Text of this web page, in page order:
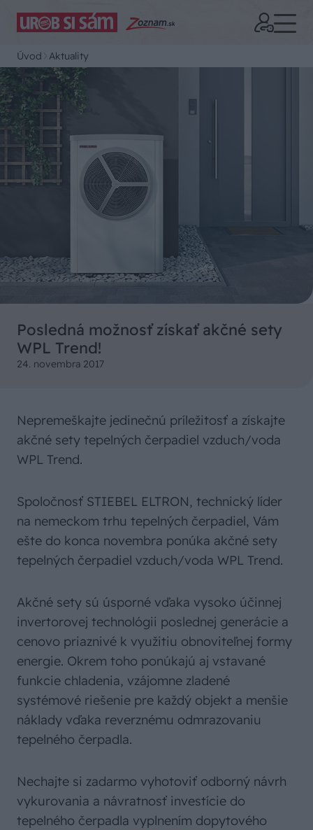
Úvod Aktuality
Posledná možnosť získať akčné sety
WPL Trend!
24. novembra 2017
Nepremeškajte jedinečnú príležitosť a získajte
akčné sety tepelných čerpadiel vzduch/voda
WPL Trend.
Spoločnosť STIEBEL ELTRON, technický líder
na nemeckom trhu tepelných čerpadiel, Vám
ešte do konca novembra ponúka akčné sety
tepelných čerpadiel vzduch/voda WPL Trend.
Akčné sety sú úsporné vďaka vysoko účinnej
invertorovej technológii poslednej generácie a
cenovo priaznivé k využitiu obnoviteľnej formy
energie. Okrem toho ponúkajú aj vstavané
funkcie chladenia, vzájomne zladené
systémové riešenie pre každý objekt a menšie
náklady vďaka reverznému odmrazovaniu
tepelného čerpadla.
Nechajte si zadarmo vyhotoviť odborný návrh
vykurovania a návratnosť investície do
tepelného čerpadla vyplnením dopytového